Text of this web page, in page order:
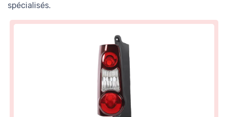
spécialisés.